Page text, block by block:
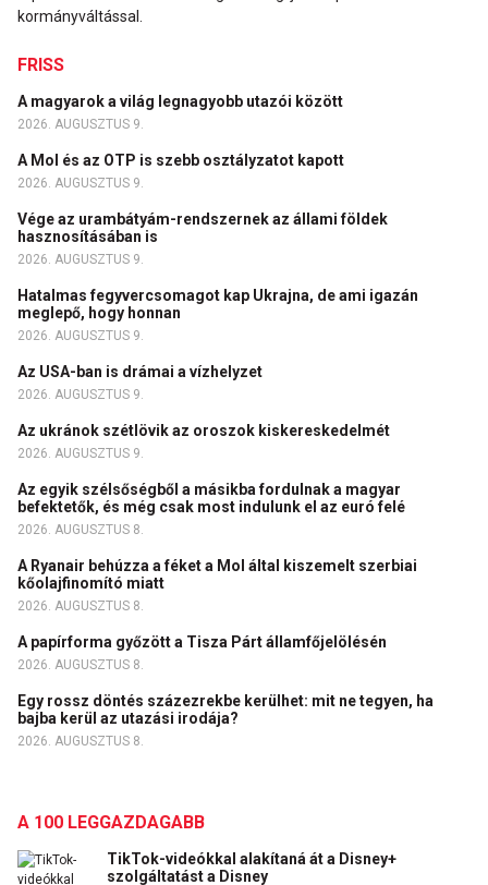
kormányváltással.
FRISS
A magyarok a világ legnagyobb utazói között
2026. AUGUSZTUS 9.
A Mol és az OTP is szebb osztályzatot kapott
2026. AUGUSZTUS 9.
Vége az urambátyám-rendszernek az állami földek
hasznosításában is
2026. AUGUSZTUS 9.
Hatalmas fegyvercsomagot kap Ukrajna, de ami igazán
meglepő, hogy honnan
2026. AUGUSZTUS 9.
Az USA-ban is drámai a vízhelyzet
2026. AUGUSZTUS 9.
Az ukránok szétlövik az oroszok kiskereskedelmét
2026. AUGUSZTUS 9.
Az egyik szélsőségből a másikba fordulnak a magyar
befektetők, és még csak most indulunk el az euró felé
2026. AUGUSZTUS 8.
A Ryanair behúzza a féket a Mol által kiszemelt szerbiai
kőolajfinomító miatt
2026. AUGUSZTUS 8.
A papírforma győzött a Tisza Párt államfőjelölésén
2026. AUGUSZTUS 8.
Egy rossz döntés százezrekbe kerülhet: mit ne tegyen, ha
bajba kerül az utazási irodája?
2026. AUGUSZTUS 8.
A 100 LEGGAZDAGABB
TikTok-videókkal alakítaná át a Disney+
szolgáltatást a Disney